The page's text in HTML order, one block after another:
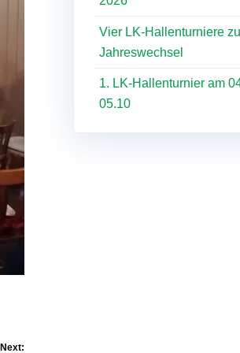
Next:
Vier LK-Hallenturniere
Jahreswechsel
1. LK-Hallenturnier am
05.10